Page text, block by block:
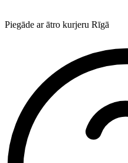
Piegāde ar ātro kurjeru Rīgā